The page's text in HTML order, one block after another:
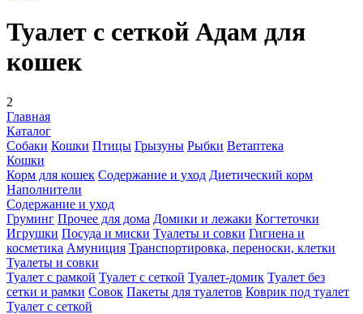
Туалет с сеткой Адам для
кошек
2
Главная
Каталог
Собаки Кошки Птицы Грызуны Рыбки Ветаптека
Кошки
Корм для кошек Содержание и уход Диетический корм
Наполнители
Содержание и уход
Груминг Прочее для дома Домики и лежаки Когтеточки
Игрушки Посуда и миски Туалеты и совки Гигиена и
косметика Амуниция Транспортировка, переноски, клетки
Туалеты и совки
Туалет с рамкой Туалет с сеткой Туалет-домик Туалет без
сетки и рамки Совок Пакеты для туалетов Коврик под туалет
Туалет с сеткой